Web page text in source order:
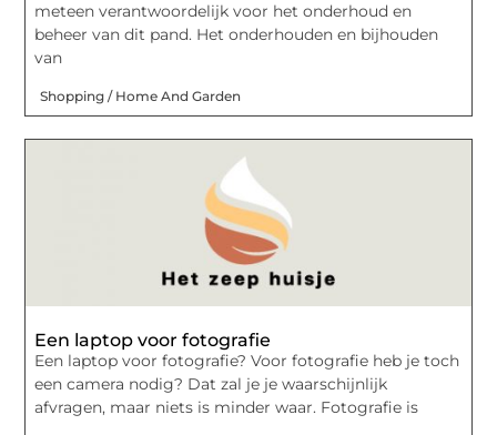
meteen verantwoordelijk voor het onderhoud en
beheer van dit pand. Het onderhouden en bijhouden
van
Shopping / Home And Garden
Een laptop voor fotografie
Een laptop voor fotografie? Voor fotografie heb je toch
een camera nodig? Dat zal je je waarschijnlijk
afvragen, maar niets is minder waar. Fotografie is